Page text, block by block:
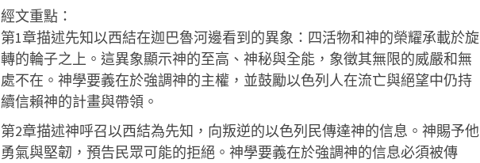
經文重點：
第1章描述先知以西結在迦巴魯河邊看到的異象：四活物和神的榮耀承載於旋
轉的輪子之上。這異象顯示神的至高、神秘與全能，象徵其無限的威嚴和無
處不在。神學要義在於強調神的主權，並鼓勵以色列人在流亡與絕望中仍持
續信賴神的計畫與帶領。
第2章描述神呼召以西結為先知，向叛逆的以色列民傳達神的信息。神賜予他
勇氣與堅韌，預告民眾可能的拒絕。神學要義在於強調神的信息必須被傳